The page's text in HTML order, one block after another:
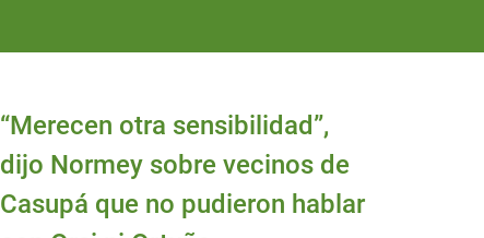
“Merecen otra sensibilidad”,
dijo Normey sobre vecinos de
Casupá que no pudieron hablar